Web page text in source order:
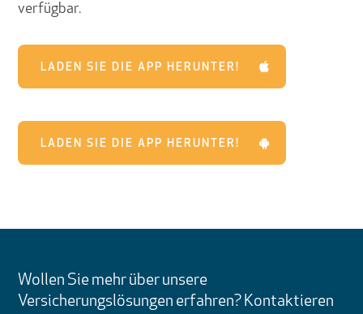
verfügbar.
LADEN SIE DIE APP HERUNTER!
LADEN SIE DIE APP HERUNTER!
Wollen Sie mehr über unsere
Versicherungslösungen erfahren? Kontaktieren